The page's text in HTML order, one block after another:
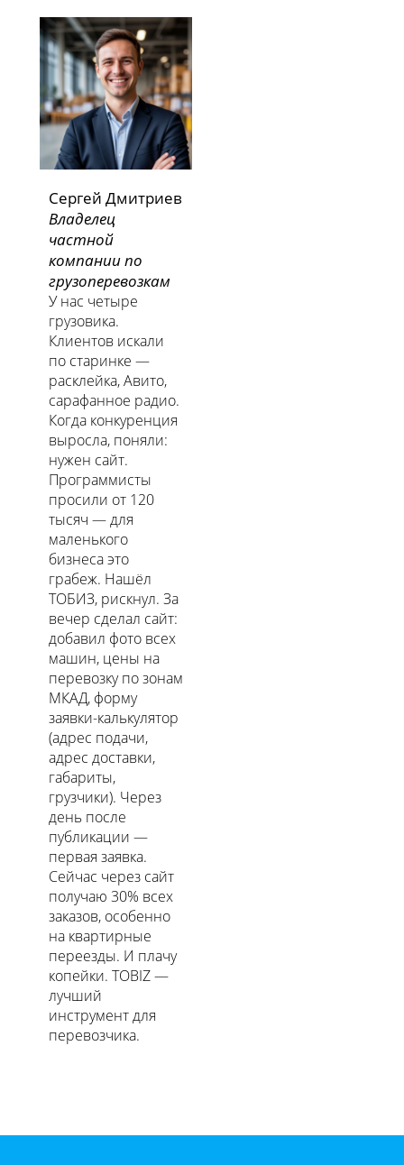
Сергей Дмитриев
Владелец
частной
компании по
грузоперевозкам
У нас четыре
грузовика.
Клиентов искали
по старинке —
расклейка, Авито,
сарафанное радио.
Когда конкуренция
выросла, поняли:
нужен сайт.
Программисты
просили от 120
тысяч — для
маленького
бизнеса это
грабеж. Нашёл
ТОБИЗ, рискнул. За
вечер сделал сайт:
добавил фото всех
машин, цены на
перевозку по зонам
МКАД, форму
заявки-калькулятор
(адрес подачи,
адрес доставки,
габариты,
грузчики). Через
день после
публикации —
первая заявка.
Сейчас через сайт
получаю 30% всех
заказов, особенно
на квартирные
переезды. И плачу
копейки. TOBIZ —
лучший
инструмент для
перевозчика.